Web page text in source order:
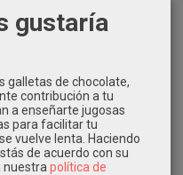
de este artículo vía
por email
datos.
gustaría
galletas de chocolate,
contribución a tu
a enseñarte jugosas
para facilitar tu
vuelve lenta. Haciendo
de acuerdo con su
nuestra política de